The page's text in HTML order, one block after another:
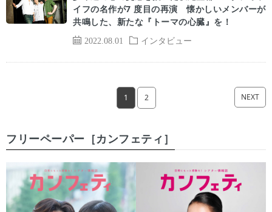
2022.08.01 インタビュー
イフの名作が7 度目の再演 懐かしいメンバーが
共鳴した、新たな『トーマの心臓』を！
1 2 NEXT
フリーペーパー［カンフェティ］